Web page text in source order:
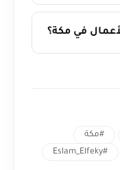
في مكة؟
#مكة
#Eslam_Elfeky